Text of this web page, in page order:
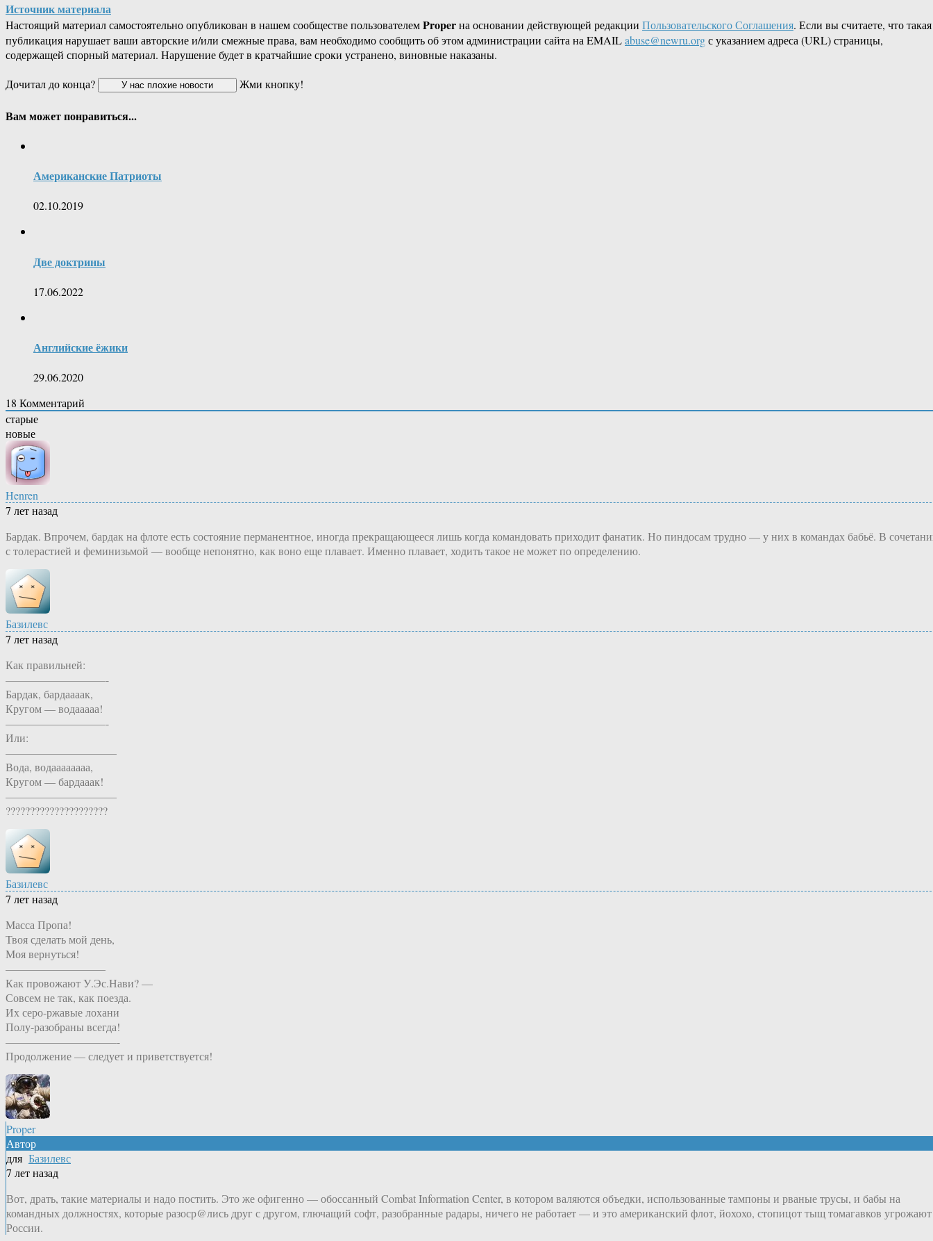
Источник материала
Настоящий материал самостоятельно опубликован в нашем сообществе пользователемProperна основании действующей редакции Пользовательского Соглашения. Если вы считаете, что такая
публикация нарушает ваши авторские и/или смежные права, вам необходимо сообщить об этом администрации сайта на EMAILabuse@newru.orgс указанием адреса (URL) страницы,
содержащей спорный материал. Нарушение будет в кратчайшие сроки устранено, виновные наказаны.
Дочитал до конца?
Жми кнопку!
Вам может понравиться...
Американские Патриоты
02.10.2019
Две доктрины
17.06.2022
Английские ёжики
29.06.2020
18 Комментарий
старые
новые
Henren
7 лет назад
Бардак. Впрочем, бардак на флоте есть состояние перманентное, иногда прекращающееся лишь когда командовать приходит фанатик. Но пиндосам трудно — у них в командах бабьё. В
с толерастией и феминизьмой — вообще непонятно, как воно еще плавает. Именно плавает, ходить такое не может по определению.
Базилевс
7 лет назад
Как правильней:
—————————-
Бардак, бардаааак,
Кругом — водааааа!
—————————-
Или:
——————————
Вода, водаааааааа,
Кругом — бардааак!
——————————
?????????????????????
Базилевс
7 лет назад
Масса Пропа!
Твоя сделать мой день,
Моя вернуться!
—————————
Как провожают У.Эс.Нави? —
Совсем не так, как поезда.
Их серо-ржавые лохани
Полу-разобраны всегда!
——————————-
Продолжение — следует и приветствуется!
Proper
Автор
для Базилевс
7 лет назад
Вот, драть, такие материалы и надо постить. Это же офигенно — обоссанный Combat Information Center, в котором валяются объедки, использованные тампоны и рваные трусы, и бабы на
командных должностях, которые разоср@лись друг с другом, глючащий софт, разобранные радары, ничего не работает — и это американский флот, йохохо, стопицот тыщ томагавков угрожают
России.